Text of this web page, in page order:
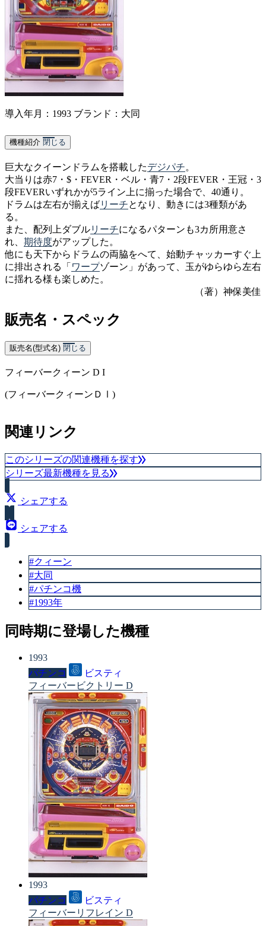
導入年月：1993 ブランド：大同
機種紹介 閉じる
巨大なクイーンドラムを搭載したデジパチ。
大当りは赤7・$・FEVER・ベル・青7・2段FEVER・王冠・3
段FEVERいずれかが5ライン上に揃った場合で、40通り。
ドラムは左右が揃えばリーチとなり、動きには3種類があ
る。
また、配列上ダブルリーチになるパターンも3カ所用意さ
れ、 期待度がアップした。
他にも天下からドラムの両脇をへて、始動チャッカーすぐ上
に排出される「 ワープゾーン」があって、玉がゆらゆら左右
に揺れる様も楽しめた。
（著）神保美佳
販売名・スペック
販売名(型式名) 閉じる
フィーバークィーン D I
(フィーバークィーンＤⅠ)
関連リンク
このシリーズの関連機種を探す
シリーズ最新機種を見る
シェアする
シェアする
#クィーン
#大同
#パチンコ機
#1993年
同時期に登場した機種
1993
パチンコ
ビスティ
フィーバービクトリー D
1993
パチンコ
ビスティ
フィーバーリフレイン D